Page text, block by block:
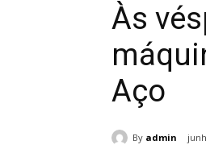
Às
Aço
By admin